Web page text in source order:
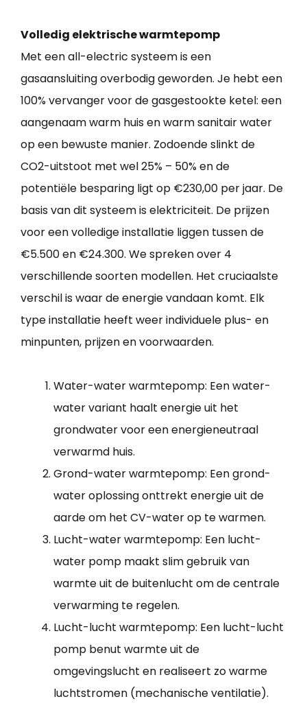
Volledig elektrische warmtepomp
Met een all-electric systeem is een
gasaansluiting overbodig geworden. Je hebt een
100% vervanger voor de gasgestookte ketel: een
aangenaam warm huis en warm sanitair water
op een bewuste manier. Zodoende slinkt de
CO2-uitstoot met wel 25% – 50% en de
potentiële besparing ligt op €230,00 per jaar. De
basis van dit systeem is elektriciteit. De prijzen
voor een volledige installatie liggen tussen de
€5.500 en €24.300. We spreken over 4
verschillende soorten modellen. Het cruciaalste
verschil is waar de energie vandaan komt. Elk
type installatie heeft weer individuele plus- en
minpunten, prijzen en voorwaarden.
Water-water warmtepomp: Een water-
water variant haalt energie uit het
grondwater voor een energieneutraal
verwarmd huis.
Grond-water warmtepomp: Een grond-
water oplossing onttrekt energie uit de
aarde om het CV-water op te warmen.
Lucht-water warmtepomp: Een lucht-
water pomp maakt slim gebruik van
warmte uit de buitenlucht om de centrale
verwarming te regelen.
Lucht-lucht warmtepomp: Een lucht-lucht
pomp benut warmte uit de
omgevingslucht en realiseert zo warme
luchtstromen (mechanische ventilatie).